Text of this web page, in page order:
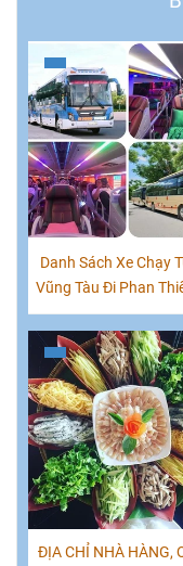
Danh Sách Xe Chạy
Vũng Tàu Đi Phan
Né
ĐỊA CHỈ NHÀ HÀNG,